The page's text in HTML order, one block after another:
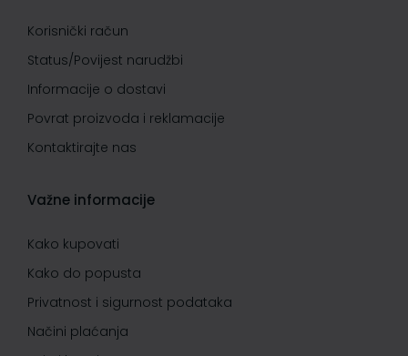
Korisnički račun
Status/Povijest narudžbi
Informacije o dostavi
Povrat proizvoda i reklamacije
Kontaktirajte nas
Važne informacije
Kako kupovati
Kako do popusta
Privatnost i sigurnost podataka
Načini plaćanja